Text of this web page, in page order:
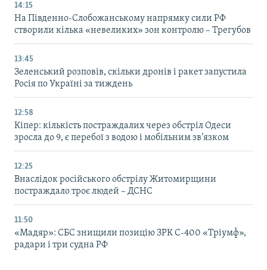
14:15
На Південно-Слобожанському напрямку сили РФ
створили кілька «невеликих» зон контролю – Трегубов
13:45
Зеленський розповів, скільки дронів і ракет запустила
Росія по Україні за тиждень
12:58
Кіпер: кількість постраждалих через обстріл Одеси
зросла до 9, є перебої з водою і мобільним зв’язком
12:25
Внаслідок російського обстрілу Житомирщини
постраждало троє людей – ДСНС
11:50
«Мадяр»: СБС знищили позицію ЗРК С-400 «Тріумф»,
радари і три судна РФ